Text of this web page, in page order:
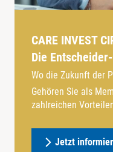
CARE INVEST
Die
Wo die Zukunft der
Gehören Sie als
zahlreichen
Jetzt